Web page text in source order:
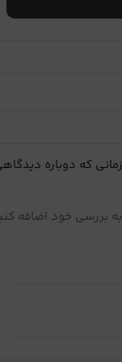
که دوباره
بررسی خود اضافه